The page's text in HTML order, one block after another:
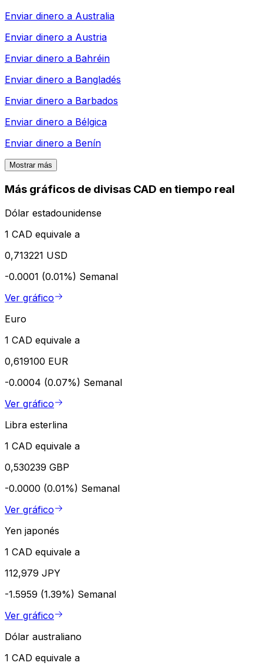
Enviar dinero a Australia
Enviar dinero a Austria
Enviar dinero a Bahréin
Enviar dinero a Bangladés
Enviar dinero a Barbados
Enviar dinero a Bélgica
Enviar dinero a Benín
Mostrar más
Más gráficos de divisas CAD en tiempo real
Dólar estadounidense
1 CAD equivale a
0,713221 USD
-0.0001 (0.01%) Semanal
Ver gráfico
Euro
1 CAD equivale a
0,619100 EUR
-0.0004 (0.07%) Semanal
Ver gráfico
Libra esterlina
1 CAD equivale a
0,530239 GBP
-0.0000 (0.01%) Semanal
Ver gráfico
Yen japonés
1 CAD equivale a
112,979 JPY
-1.5959 (1.39%) Semanal
Ver gráfico
Dólar australiano
1 CAD equivale a